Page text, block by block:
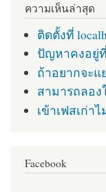
ความเห็นล่าสุด
ติดตั้งที่
ปัญหาคงอยู่
ถ้าอยากจะแ
สามารถลอง
เข้าเฟสเก่า
Facebook